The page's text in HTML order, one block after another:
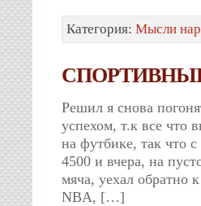
Категория: Мысли
Решил я снова
успехом, т.к все что
на футбике, так что
4500 и вчера, на
мяча, уехал обратно
NBA, […]